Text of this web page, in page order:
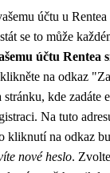
účtu u Rentea
se to může
účtu Rentea
na odkaz
kde zadáte
Na tuto
kliknutí na odkaz
nové heslo.